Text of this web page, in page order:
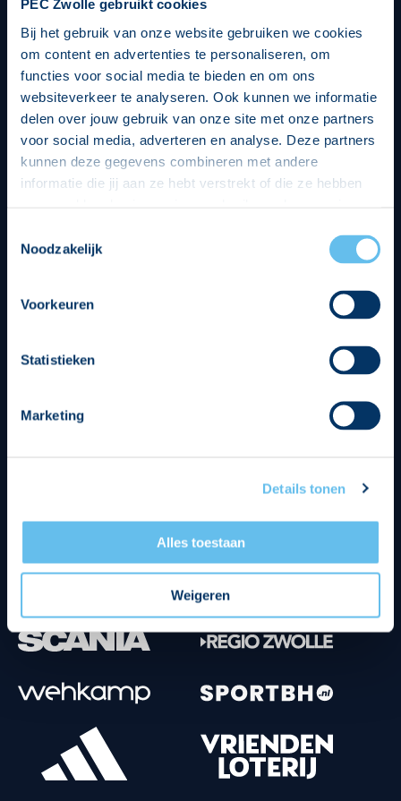
PEC Zwolle gebruikt cookies
Bij het gebruik van onze website gebruiken we cookies
om content en advertenties te personaliseren, om
functies voor social media te bieden en om ons
websiteverkeer te analyseren. Ook kunnen we informatie
delen over jouw gebruik van onze site met onze partners
voor social media, adverteren en analyse. Deze partners
kunnen deze gegevens combineren met andere
informatie die jij aan ze hebt verstrekt of die ze hebben
op een veilige en integere wijze. Je kunt je toestemming
beheren op de privacy- en cookieverklaring pagina.
Noodzakelijk
Voorkeuren
Statistieken
Marketing
Details tonen
Alles toestaan
Weigeren